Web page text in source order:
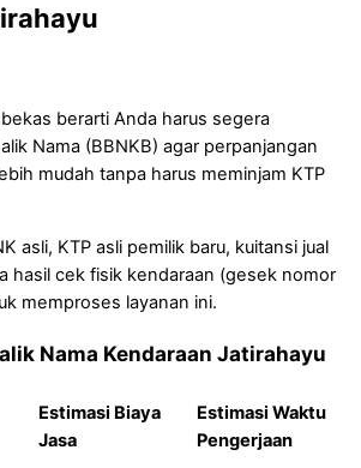
berarti Anda harus segera
Nama (BBNKB) agar perpanjangan
mudah tanpa harus meminjam KTP
asli, KTP asli pemilik baru, kuitansi jual
hasil cek fisik kendaraan (gesek nomor
memproses layanan ini.
Nama Kendaraan Jatirahayu
Estimasi Biaya
Jasa
Estimasi Waktu
Pengerjaan